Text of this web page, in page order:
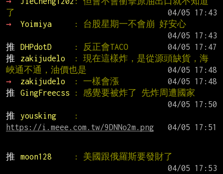
了
→
Yoimiya
: 台股星期一不會崩 好安心
推
DHPdotD : 反正會TACO
推
zakijudelo
: 現在這樣炸，是從源頭缺貨，海
峽通不通，油價也是
→
zakijudelo : 一樣會漲
推
GingFreecss
: 感覺要被炸了 先炸周遭國家
推
yousking
https://i.meee.com.tw/9DNNo2m.png
推 moon128
: 美國跟俄羅斯要發財了